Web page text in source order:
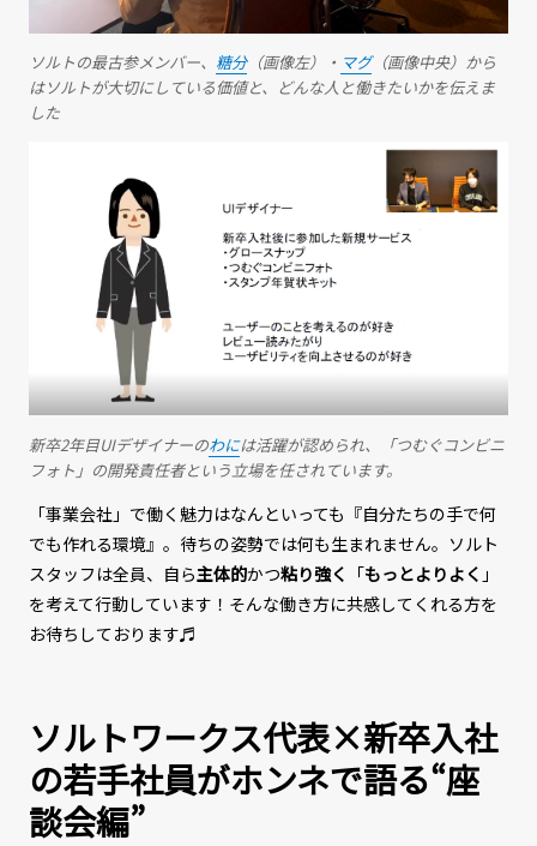
ソルトの最古参メンバー、 糖分（画像左）・ マグ（画像中央）から
はソルトが大切にしている価値と、どんな人と働きたいかを伝えま
した
新卒2年目UIデザイナーのわには活躍が認められ、「つむぐコンビニ
フォト」の開発責任者という立場を任されています。
「事業会社」で働く魅力はなんといっても『自分たちの手で何
でも作れる環境』。待ちの姿勢では何も生まれません。ソルト
スタッフは全員、自ら主体的かつ粘り強く 「もっとよりよく 」
を考えて行動しています！そんな働き方に共感してくれる方を
お待ちしております♬
ソルトワークス代表×新卒入社
の若手社員がホンネで語る“座
談会編”